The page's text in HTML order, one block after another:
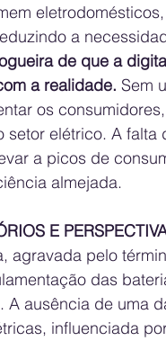
a
de que a
a realidade. Sem
os
setor elétrico. A
a picos de
almejada.
E
agravada pelo
das
A ausência de uma
influenciada